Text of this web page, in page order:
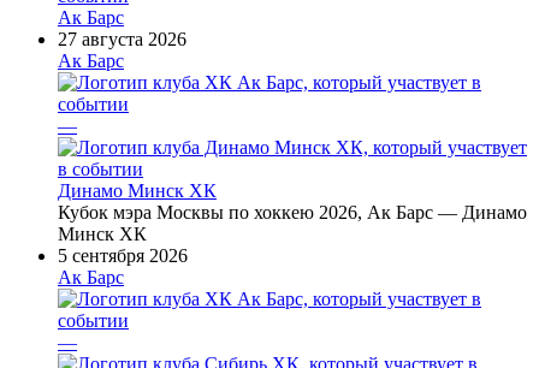
Ак Барс
27 августа 2026
Ак Барс
—
Динамо Минск ХК
Кубок мэра Москвы по хоккею 2026, Ак Барс — Динамо
Минск ХК
5 сентября 2026
Ак Барс
—